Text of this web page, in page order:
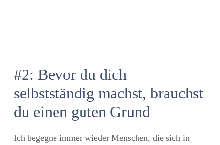
#2: Bevor du dich
selbstständig machst, brauchst
du einen guten Grund
Ich begegne immer wieder Menschen, die sich in